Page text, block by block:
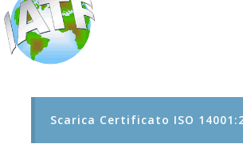
Scarica Certificato ISO